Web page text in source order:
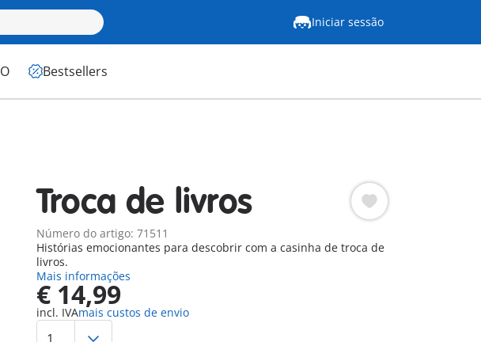
Iniciar sessão
Bestsellers
Troca de livros
Número do artigo: 71511
Histórias emocionantes para descobrir com a casinha de troca de
livros.
Mais informações
€ 14,99
incl. IVAmais custos de envio